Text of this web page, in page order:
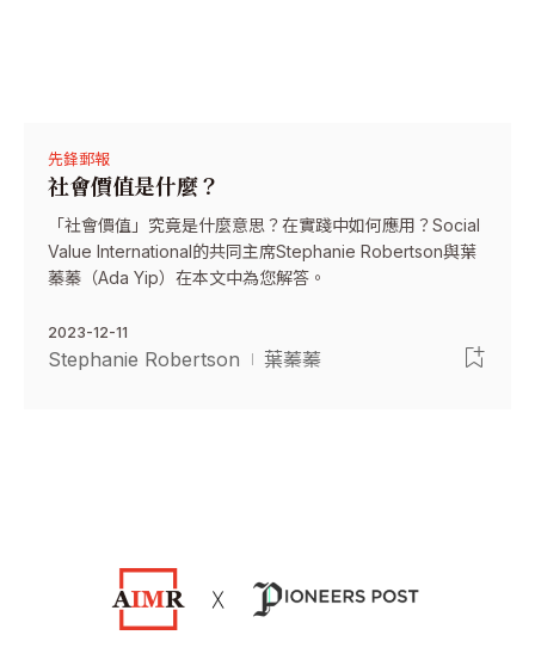
先鋒郵報
社會價值是什麼？
「社會價值」究竟是什麼意思？在實踐中如何應用？Social
Value International的共同主席Stephanie Robertson與葉
蓁蓁（Ada Yip）在本文中為您解答。
2023-12-11
Stephanie Robertson 葉蓁蓁